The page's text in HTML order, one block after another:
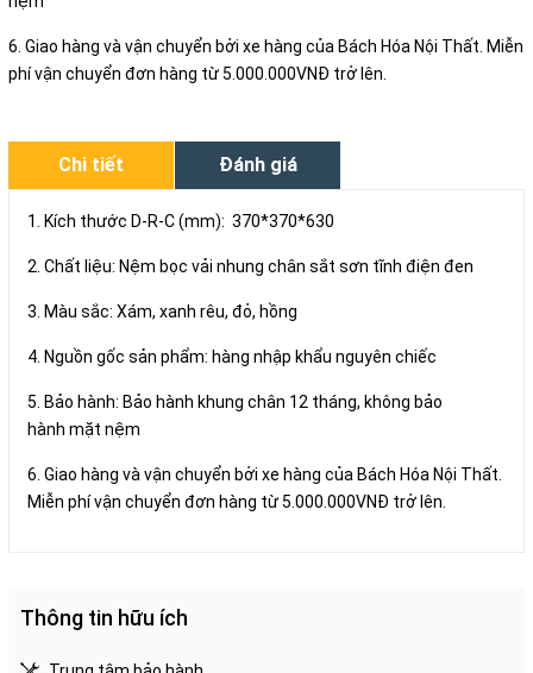
6. Giao hàng và vận chuyển bởi xe hàng của Bách Hóa Nội Thất. Miễn
phí vận chuyển đơn hàng từ 5.000.000VNĐ trở lên.
Chi tiết Đánh giá
1. Kích thước D-R-C (mm): 370*370*630
2. Chất liệu: Nệm bọc vải nhung chân sắt sơn tĩnh điện đen
3. Màu sắc: Xám, xanh rêu, đỏ, hồng
4. Nguồn gốc sản phẩm: hàng nhập khẩu nguyên chiếc
5. Bảo hành: Bảo hành khung chân 12 tháng, không bảo
hành mặt nệm
6. Giao hàng và vận chuyển bởi xe hàng của Bách Hóa Nội Thất.
Miễn phí vận chuyển đơn hàng từ 5.000.000VNĐ trở lên.
Thông tin hữu ích